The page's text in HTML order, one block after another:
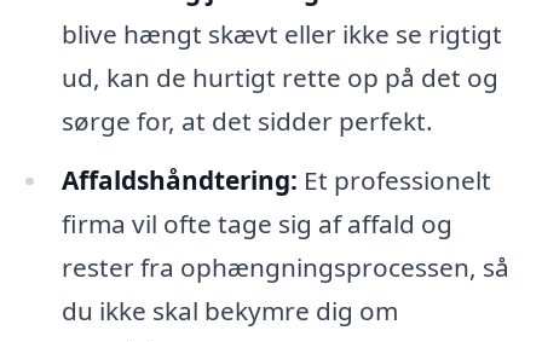
blive hængt skævt eller ikke se rigtigt
ud, kan de hurtigt rette op på det og
sørge for, at det sidder perfekt.
Affaldshåndtering: Et professionelt
firma vil ofte tage sig af affald og
rester fra ophængningsprocessen, så
du ikke skal bekymre dig om